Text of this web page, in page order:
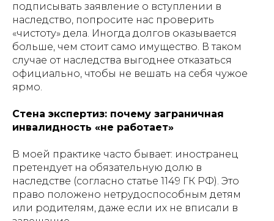
подписывать заявление о вступлении в
наследство, попросите нас проверить
«чистоту» дела. Иногда долгов оказывается
больше, чем стоит само имущество. В таком
случае от наследства выгоднее отказаться
официально, чтобы не вешать на себя чужое
ярмо.
Стена экспертиз: почему заграничная
инвалидность «не работает»
В моей практике часто бывает: иностранец
претендует на обязательную долю в
наследстве (согласно статье 1149 ГК РФ). Это
право положено нетрудоспособным детям
или родителям, даже если их не вписали в